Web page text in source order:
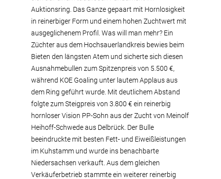
Auktionsring. Das Ganze gepaart mit Hornlosigkeit
in reinerbiger Form und einem hohen Zuchtwert mit
ausgeglichenem Profil. Was will man mehr? Ein
Züchter aus dem Hochsauerlandkreis bewies beim
Bieten den längsten Atem und sicherte sich diesen
Ausnahmebullen zum Spitzenpreis von 5.500 €,
während KOE Goaling unter lautem Applaus aus
dem Ring geführt wurde. Mit deutlichem Abstand
folgte zum Steigpreis von 3.800 € ein reinerbig
hornloser Vision PP-Sohn aus der Zucht von Meinolf
Heihoff-Schwede aus Delbrück. Der Bulle
beeindruckte mit besten Fett- und Eiweißleistungen
im Kuhstamm und wurde ins benachbarte
Niedersachsen verkauft. Aus dem gleichen
Verkäuferbetrieb stammte ein weiterer reinerbig